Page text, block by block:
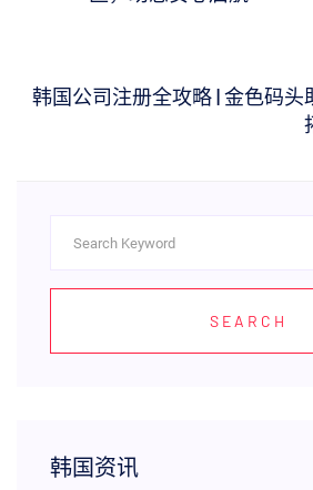
韩国公司注册全攻略 | 金色码头
SEARCH
韩国资讯